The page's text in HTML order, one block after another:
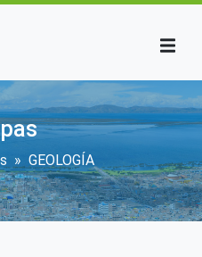
enlaces de
GEOLOGÍA